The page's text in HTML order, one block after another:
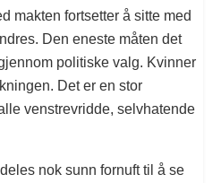
makten fortsetter å sitte med
Den eneste måten det
politiske valg. Kvinner
Det er en stor
venstrevridde, selvhatende
nok sunn fornuft til å se